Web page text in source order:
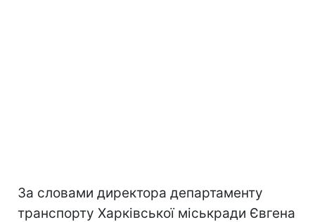
За словами директора департаменту
транспорту Харківської міськради Євгена